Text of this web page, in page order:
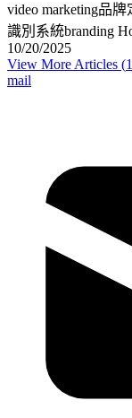
video marketing品牌
識別系統branding
10/20/2025
View More Articles (
mail